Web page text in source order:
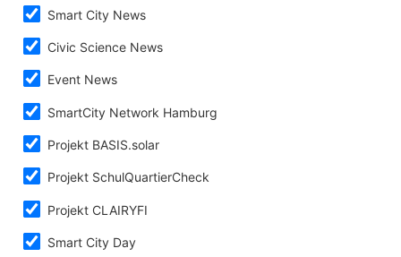
Smart City News
Civic Science News
Event News
SmartCity Network Hamburg
Projekt BASIS.solar
Projekt SchulQuartierCheck
Projekt CLAIRYFI
Smart City Day